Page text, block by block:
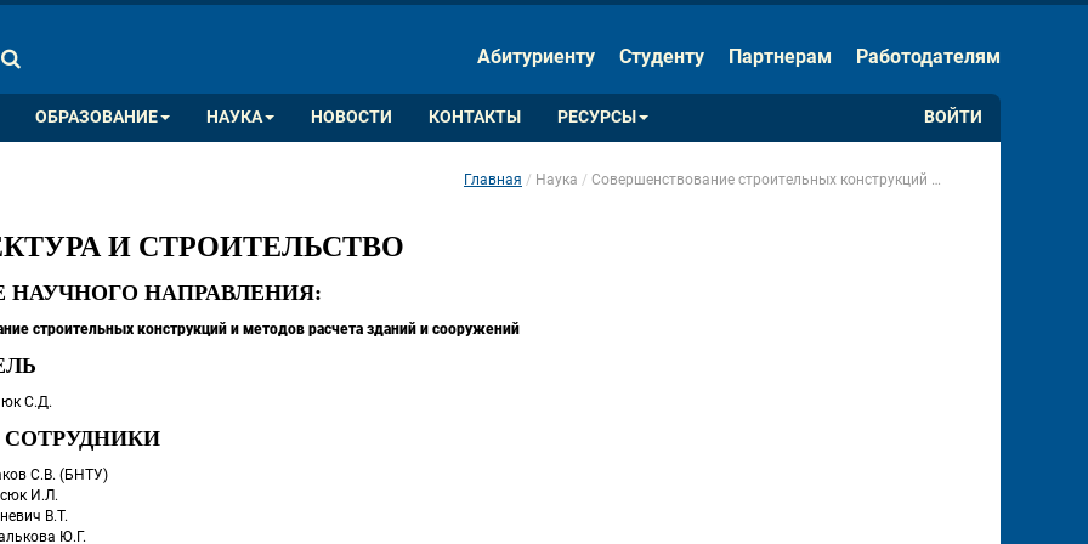
A A A A A
ИЗОБРАЖЕНИЯ Скрыть панель
Обычная версия сайта
Абитуриенту Студенту Партнерам Работодателям
ОБРАЗОВАНИЕ НАУКА НОВОСТИ КОНТАКТЫ РЕСУРСЫ ВОЙТИ
Главная Наука Совершенствование строительных конструкций и методов расчета зданий и сооружений
И СТРОИТЕЛЬСТВО
НАУЧНОГО НАПРАВЛЕНИЯ:
строительных конструкций и методов расчета зданий и сооружений
С.Д.
С.В. (БНТУ)
И.Л.
В.Т.
Ю.Г.